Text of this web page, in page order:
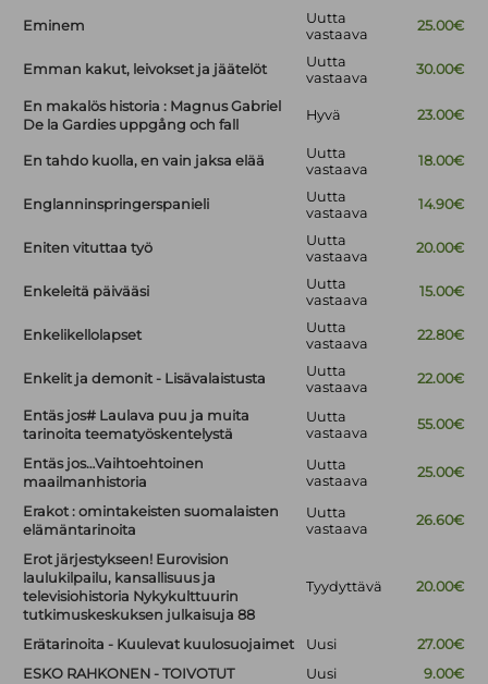
Eminem
Uutta
vastaava
25.00€
Emman kakut, leivokset ja jäätelöt
Uutta
vastaava
30.00€
En makalös historia : Magnus Gabriel
De la Gardies uppgång och fall
Hyvä 23.00€
En tahdo kuolla, en vain jaksa elää
Uutta
vastaava
18.00€
Englanninspringerspanieli
Uutta
vastaava
14.90€
Eniten vituttaa työ
Uutta
vastaava
20.00€
Enkeleitä päivääsi
Uutta
vastaava
15.00€
Enkelikellolapset
Uutta
vastaava
22.80€
Enkelit ja demonit - Lisävalaistusta
Uutta
vastaava
22.00€
Entäs jos# Laulava puu ja muita
tarinoita teematyöskentelystä
Uutta
vastaava
55.00€
Entäs jos…Vaihtoehtoinen
maailmanhistoria
Uutta
vastaava
25.00€
Erakot : omintakeisten suomalaisten
elämäntarinoita
Uutta
vastaava
26.60€
Erot järjestykseen! Eurovision
laulukilpailu, kansallisuus ja
televisiohistoria Nykykulttuurin
tutkimuskeskuksen julkaisuja 88
Tyydyttävä 20.00€
Erätarinoita - Kuulevat kuulosuojaimet Uusi
27.00€
ESKO RAHKONEN - TOIVOTUT
Uusi
9.00€